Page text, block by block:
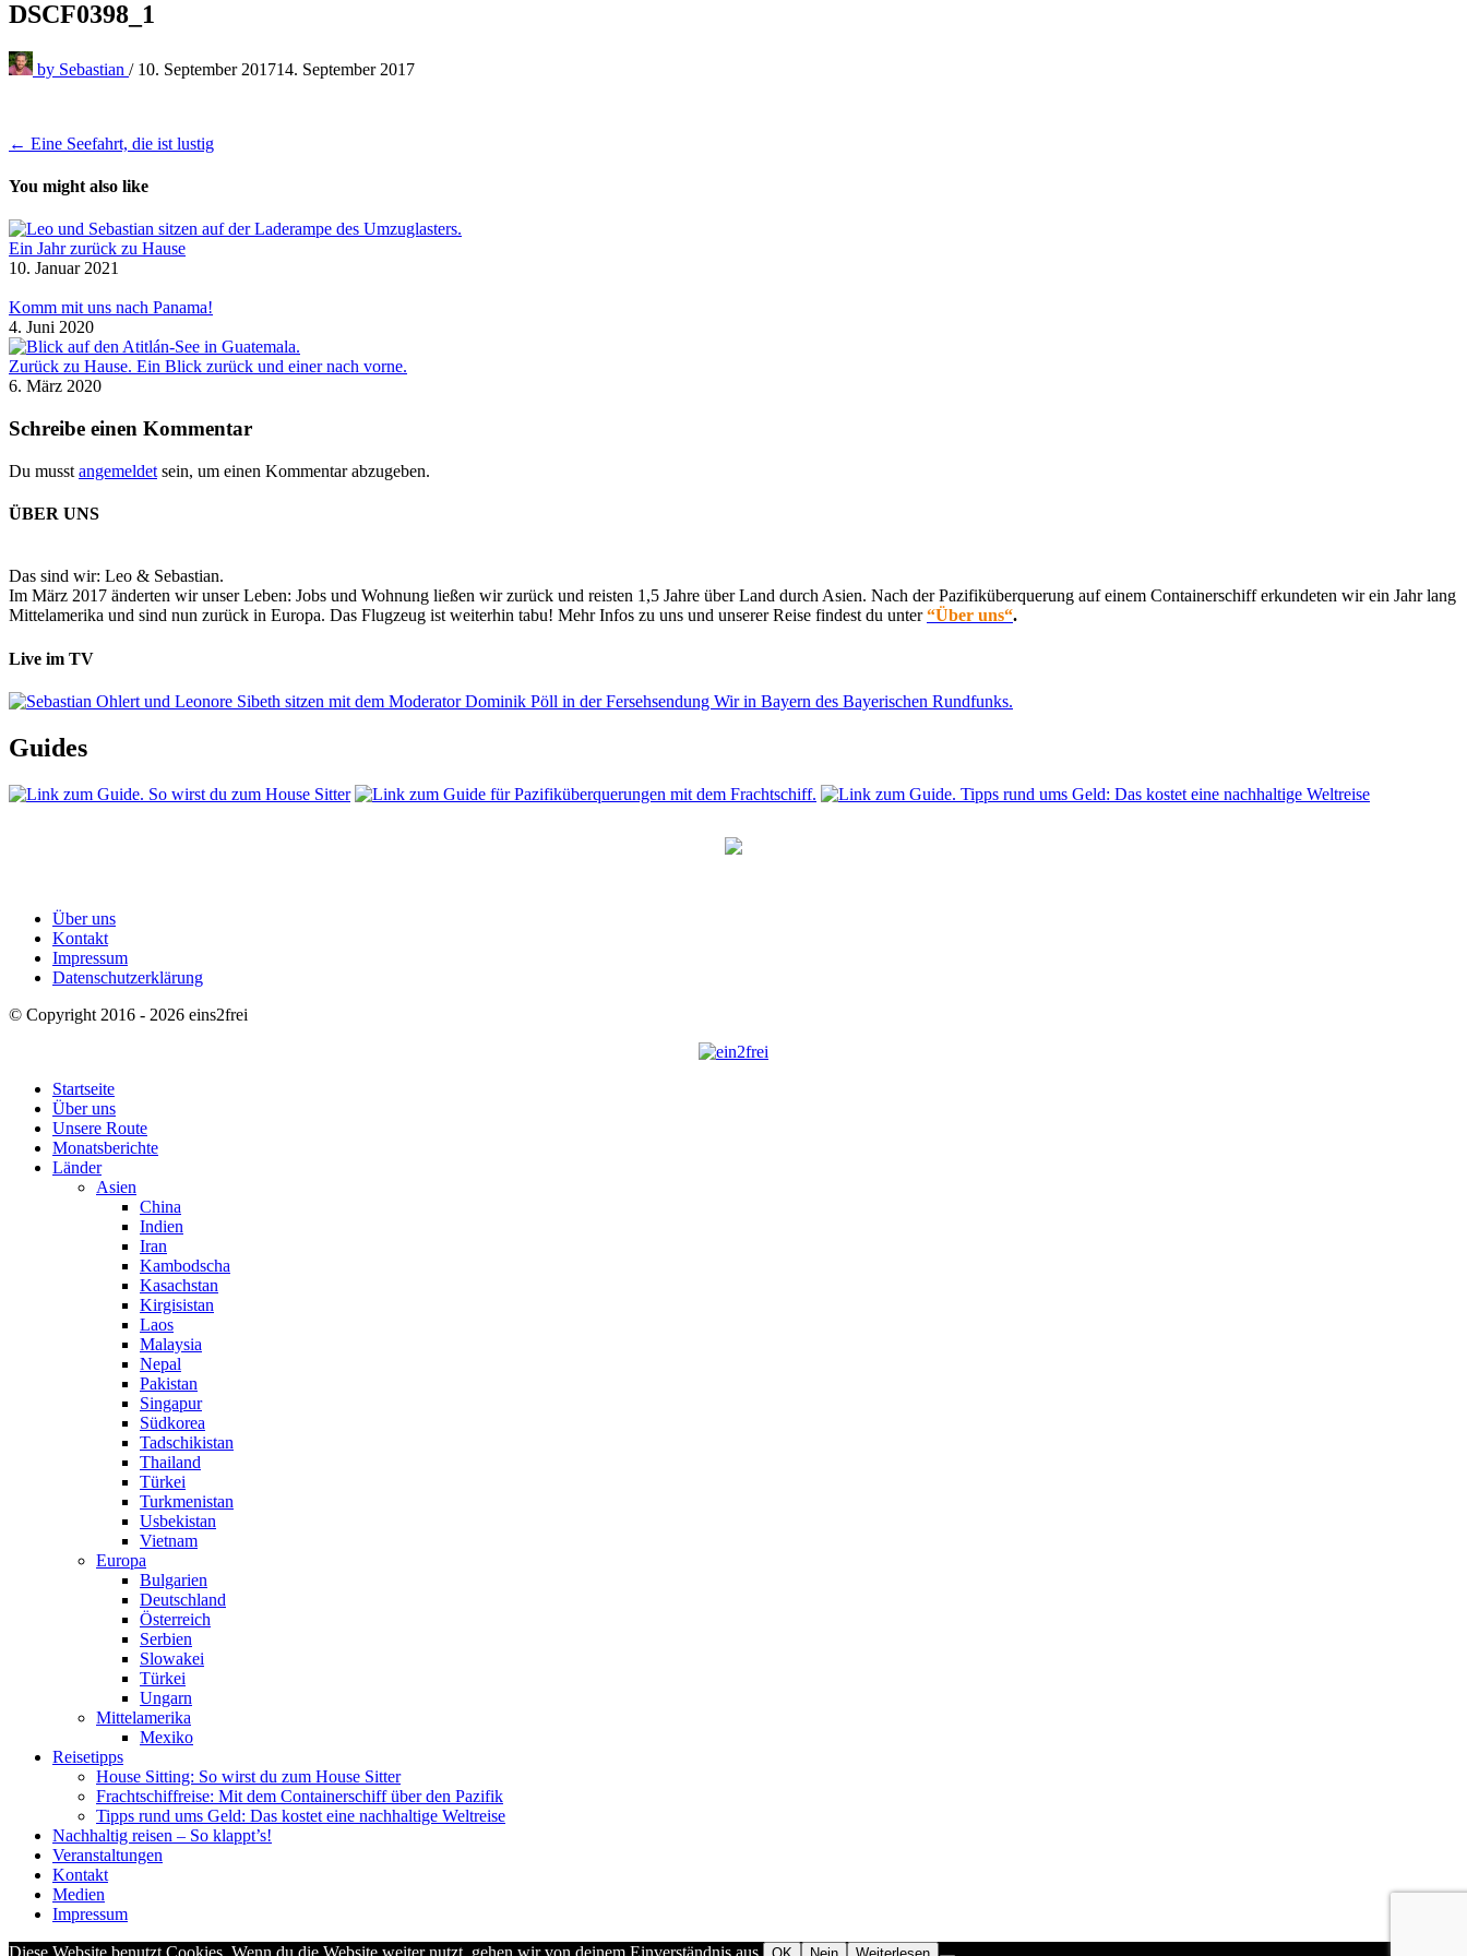
DSCF0398_1
by Sebastian / 10. September 201714. September 2017
Beitragsnavigation
← Eine Seefahrt, die ist lustig
You might also like
Ein Jahr zurück zu Hause
10. Januar 2021
Komm mit uns nach Panama!
4. Juni 2020
Zurück zu Hause. Ein Blick zurück und einer nach vorne.
6. März 2020
Schreibe einen Kommentar
Du musst angemeldet sein, um einen Kommentar abzugeben.
ÜBER UNS
Das sind wir: Leo & Sebastian.
Im März 2017 änderten wir unser Leben: Jobs und Wohnung ließen wir zurück und reisten 1,5 Jahre über Land durch Asien. Nach der Pazifiküberquerung auf einem Containerschiff erkundeten wir ein Jahr lang
Mittelamerika und sind nun zurück in Europa. Das Flugzeug ist weiterhin tabu! Mehr Infos zu uns und unserer Reise findest du unter“Über uns“.
Live im TV
Guides
Über uns
Kontakt
Impressum
Datenschutzerklärung
© Copyright 2016 - 2026 eins2frei
Startseite
Über uns
Unsere Route
Monatsberichte
Länder
Asien
China
Indien
Iran
Kambodscha
Kasachstan
Kirgisistan
Laos
Malaysia
Nepal
Pakistan
Singapur
Südkorea
Tadschikistan
Thailand
Türkei
Turkmenistan
Usbekistan
Vietnam
Europa
Bulgarien
Deutschland
Österreich
Serbien
Slowakei
Türkei
Ungarn
Mittelamerika
Mexiko
Reisetipps
House Sitting: So wirst du zum House Sitter
Frachtschiffreise: Mit dem Containerschiff über den Pazifik
Tipps rund ums Geld: Das kostet eine nachhaltige Weltreise
Nachhaltig reisen – So klappt’s!
Veranstaltungen
Kontakt
Medien
Impressum
Diese Website benutzt Cookies. Wenn du die Website weiter nutzt, gehen wir von deinem Einverständnis aus.